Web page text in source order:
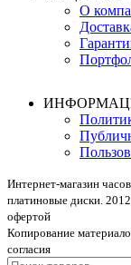
О
Интернет-магазин
платиновые диски.
офертой
Копирование
согласия